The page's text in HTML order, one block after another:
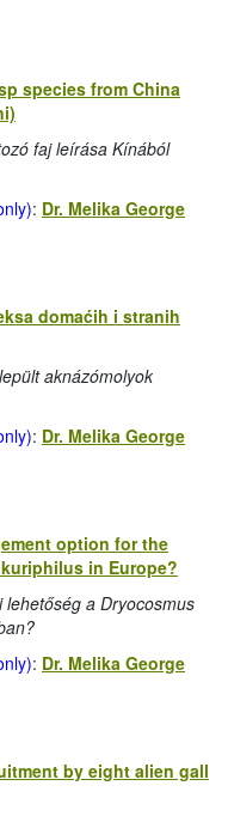
species from China
faj leírása Kínából
: Dr. Melika George
domaćih i stranih
aknázómolyok
: Dr. Melika George
option for the
in Europe?
lehetőség a Dryocosmus
: Dr. Melika George
by eight alien gall